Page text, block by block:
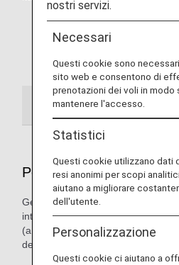
Nota: per i biglietti e altri
regole applicabili.
Condizioni applicabili alla
Periodo di prenotazione
Generalmente, il periodo per la
internazionali e voli nazionali in
(a partire dall'1:00 ora italiana)
dell'imbarco.
nostri servizi.
Necessari
Questi cookie sono
sito web e consentono di
prenotazioni dei voli in modo
mantenere l'accesso.
Statistici
Questi cookie utilizzano dati
resi anonimi per scopi
aiutano a migliorare
dell'utente.
Personalizzazione
Questi cookie ci aiutano a